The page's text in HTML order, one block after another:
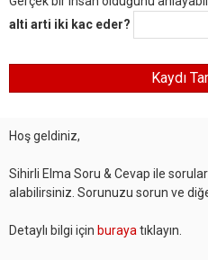
alti arti iki kac eder?
Hoş geldiniz,
Sihirli Elma Soru & Cevap ile
alabilirsiniz. Sorunuzu sorun ve
Detaylı bilgi için buraya tıklayın.